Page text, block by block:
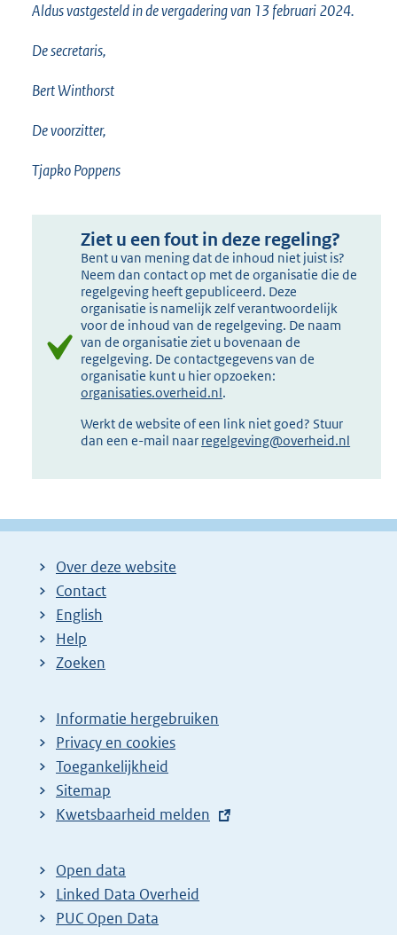
Aldus vastgesteld in de vergadering van 13 februari 2024.
De secretaris,
Bert Winthorst
De voorzitter,
Tjapko Poppens
Ziet u een fout in deze regeling?
Bent u van mening dat de inhoud niet juist is?
Neem dan contact op met de organisatie die de
regelgeving heeft gepubliceerd. Deze
organisatie is namelijk zelf verantwoordelijk
voor de inhoud van de regelgeving. De naam
van de organisatie ziet u bovenaan de
regelgeving. De contactgegevens van de
organisatie kunt u hier opzoeken:
organisaties.overheid.nl.
Werkt de website of een link niet goed? Stuur
dan een e-mail naar regelgeving@overheid.nl
Over deze website
Contact
English
Help
Zoeken
Informatie hergebruiken
Privacy en cookies
Toegankelijkheid
Sitemap
E
t
e
r
Kwetsbaarheid melden
Open data
Linked Data Overheid
PUC Open Data